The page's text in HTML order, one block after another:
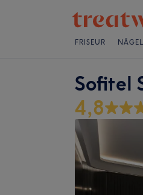
FRISEUR NÄGEL
Sofitel
4,8